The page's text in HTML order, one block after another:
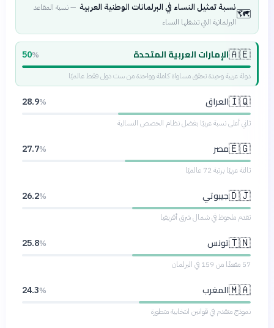
🗺️نسبة تمثيل النساء في البرلمانات الوطنية العربية —نسبة المقاعد
البرلمانية التي تشغلها النساء
🇦🇪الإمارات العربية المتحدة 50%
دولة عربية وحيدة تحقق مساواة كاملة وواحدة من ست دول فقط عالميًا
🇮🇶العراق 28.9%
ثاني أعلى نسبة عربيًا بفضل نظام الحصص النسائية
🇪🇬مصر 27.7%
ثالثة عربيًا برتبة 72 عالميًا
🇩🇯جيبوتي 26.2%
تقدم ملحوظ في شمال شرق أفريقيا
🇹🇳تونس 25.8%
57 مقعدًا من 159 في البرلمان
🇲🇦المغرب 24.3%
نموذج متقدم في قوانين انتخابية متطورة